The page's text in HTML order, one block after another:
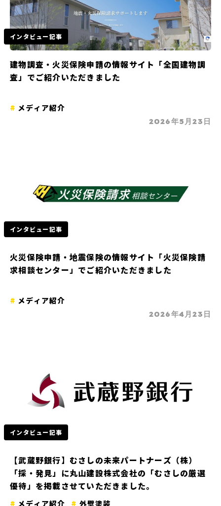
インタビュー記事
建物調査・火災保険申請の情報サイト「全国建物調
査」でご紹介いただきました
メディア紹介
2026年5月23日
インタビュー記事
火災保険申請・地震保険の情報サイト「火災保険請
求相談センター」でご紹介いただきました
メディア紹介
2026年4月23日
インタビュー記事
【武蔵野銀行】むさしの未来パートナーズ（株）
「採・発見」に丸山建設株式会社の「むさしの厳選
優待」を掲載させていただきました。
メディア紹介 外壁塗装